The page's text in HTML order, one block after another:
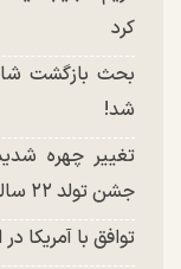
کرد
بحث بازگشت
شد!
تغییر چهره
جشن تولد ۲۲ سالگی + تصاویر
توافق با آمریکا